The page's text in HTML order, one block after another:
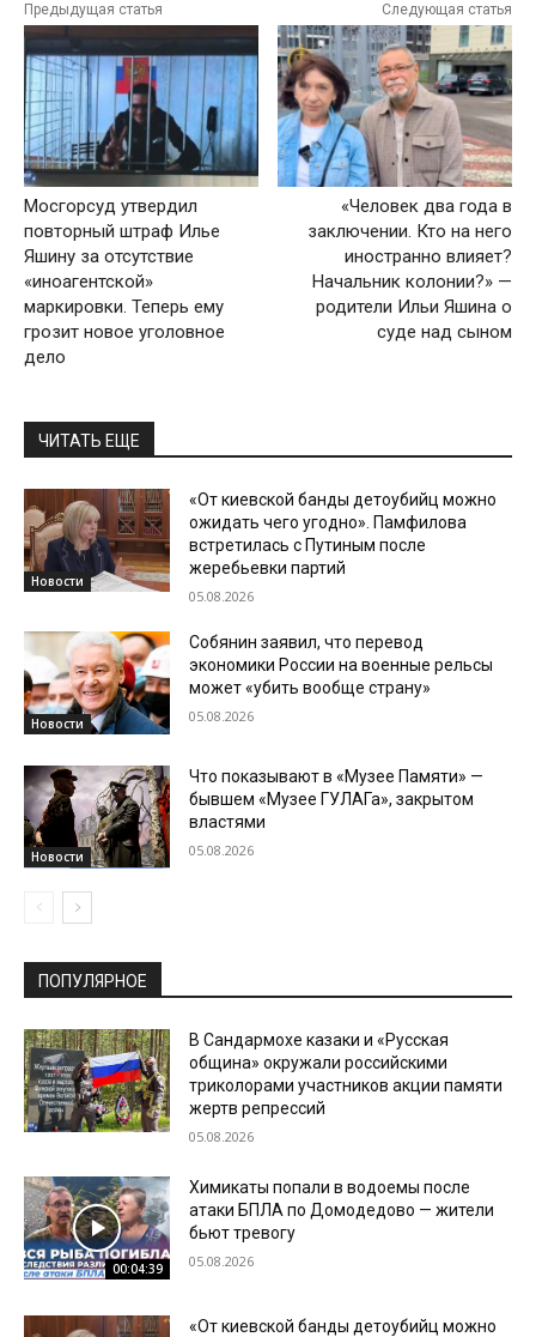
Предыдущая статья
Мосгорсуд утвердил
повторный штраф Илье
Яшину за отсутствие
«иноагентской»
маркировки. Теперь ему
грозит новое уголовное
дело
Следующая статья
«Человек два года в
заключении. Кто на него
иностранно влияет?
Начальник колонии?» —
родители Ильи Яшина о
суде над сыном
ЧИТАТЬ ЕЩЕ
Новости
«От киевской банды детоубийц можно
ожидать чего угодно». Памфилова
встретилась с Путиным после
жеребьевки партий
05.08.2026
Новости
Собянин заявил, что перевод
экономики России на военные рельсы
может «убить вообще страну»
05.08.2026
Новости
Что показывают в «Музее Памяти» —
бывшем «Музее ГУЛАГа», закрытом
властями
05.08.2026
ПОПУЛЯРНОЕ
В Сандармохе казаки и «Русская
община» окружали российскими
триколорами участников акции памяти
жертв репрессий
05.08.2026
00:04:39
Химикаты попали в водоемы после
атаки БПЛА по Домодедово — жители
бьют тревогу
05.08.2026
«От киевской банды детоубийц можно